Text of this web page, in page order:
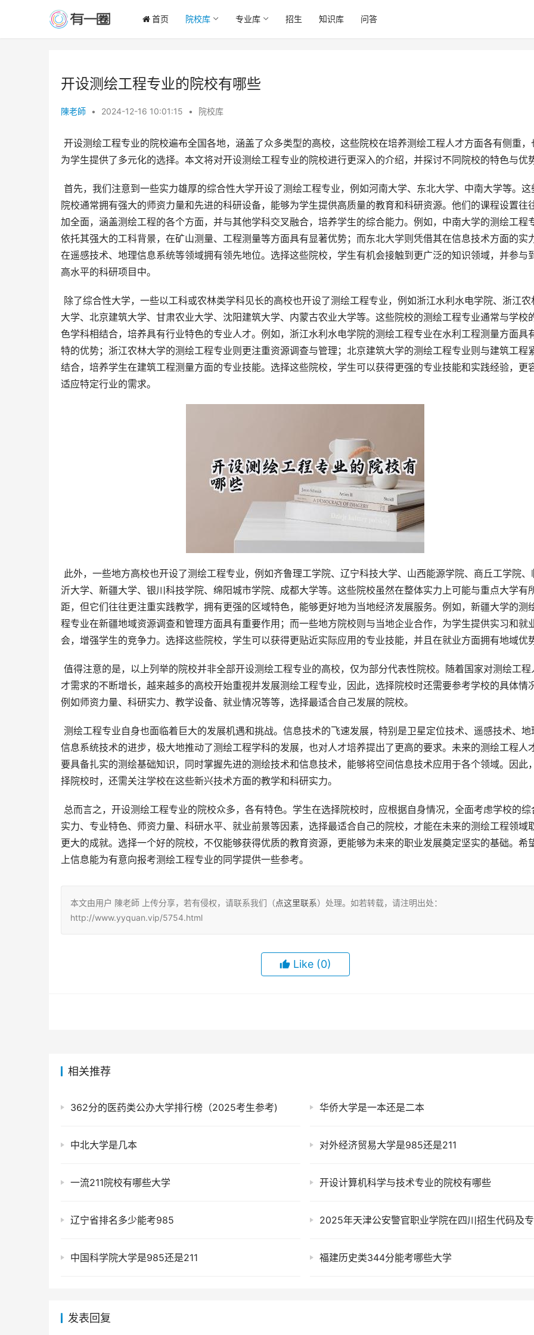
首页 院校库 专业库 招生 知识库 问答
开设测绘工程专业的院校有哪些
陳老師 • 2024-12-16 10:01:15 • 院校库
为学生提供了多元化的选择。本文将对开设测绘工程专业的院校进行更深入的介绍，并探讨不同院校的特色与优势
院校通常拥有强大的师资力量和先进的科研设备，能够为学生提供高质量的教育和科研资源。他们的课程设置往
加全面，涵盖测绘工程的各个方面，并与其他学科交叉融合，培养学生的综合能力。例如，中南大学的测绘工程
依托其强大的工科背景，在矿山测量、工程测量等方面具有显著优势；而东北大学则凭借其在信息技术方面的实力
在遥感技术、地理信息系统等领域拥有领先地位。选择这些院校，学生有机会接触到更广泛的知识领域，并参与
高水平的科研项目中。
大学、北京建筑大学、甘肃农业大学、沈阳建筑大学、内蒙古农业大学等。这些院校的测绘工程专业通常与学校
色学科相结合，培养具有行业特色的专业人才。例如，浙江水利水电学院的测绘工程专业在水利工程测量方面具
特的优势；浙江农林大学的测绘工程专业则更注重资源调查与管理；北京建筑大学的测绘工程专业则与建筑工程
结合，培养学生在建筑工程测量方面的专业技能。选择这些院校，学生可以获得更强的专业技能和实践经验，更
适应特定行业的需求。
沂大学、新疆大学、银川科技学院、绵阳城市学院、成都大学等。这些院校虽然在整体实力上可能与重点大学有
距，但它们往往更注重实践教学，拥有更强的区域特色，能够更好地为当地经济发展服务。例如，新疆大学的测
程专业在新疆地域资源调查和管理方面具有重要作用；而一些地方院校则与当地企业合作，为学生提供实习和就
会，增强学生的竞争力。选择这些院校，学生可以获得更贴近实际应用的专业技能，并且在就业方面拥有地域优势
才需求的不断增长，越来越多的高校开始重视并发展测绘工程专业，因此，选择院校时还需要参考学校的具体情况
例如师资力量、科研实力、教学设备、就业情况等等，选择最适合自己发展的院校。
信息系统技术的进步，极大地推动了测绘工程学科的发展，也对人才培养提出了更高的要求。未来的测绘工程人
要具备扎实的测绘基础知识，同时掌握先进的测绘技术和信息技术，能够将空间信息技术应用于各个领域。因此
择院校时，还需关注学校在这些新兴技术方面的教学和科研实力。
实力、专业特色、师资力量、科研水平、就业前景等因素，选择最适合自己的院校，才能在未来的测绘工程领域
更大的成就。选择一个好的院校，不仅能够获得优质的教育资源，更能够为未来的职业发展奠定坚实的基础。希
上信息能为有意向报考测绘工程专业的同学提供一些参考。
本文由用户 陳老師 上传分享，若有侵权，请联系我们（点这里联系）处理。如若转载，请注明出处：
http://www.yyquan.vip/5754.html
Like (0)
相关推荐
362分的医药类公办大学排行榜（2025考生参考) 华侨大学是一本还是二本
中北大学是几本 对外经济贸易大学是985还是211
一流211院校有哪些大学 开设计算机科学与技术专业的院校有哪些
辽宁省排名多少能考985
中国科学院大学是985还是211 福建历史类344分能考哪些大学
发表回复